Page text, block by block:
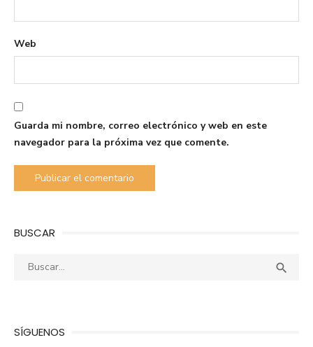
Web
Guarda mi nombre, correo electrónico y web en este
navegador para la próxima vez que comente.
BUSCAR
Buscar: 
SÍGUENOS